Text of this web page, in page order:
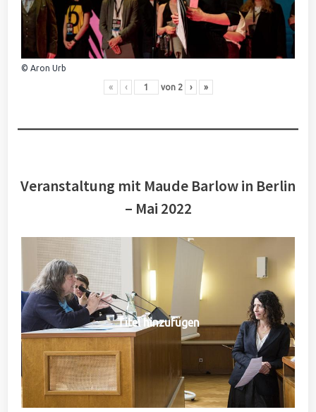
© Aron Urb
« ‹ von 2 › »
Veranstaltung mit Maude Barlow in Berlin
– Mai 2022
Titel hinzufügen